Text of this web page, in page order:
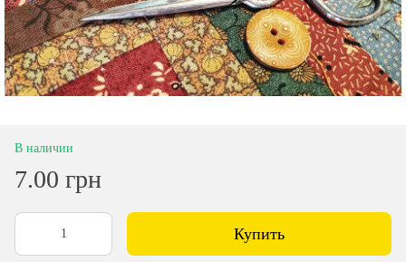
В наличии
7.00 грн
Купить